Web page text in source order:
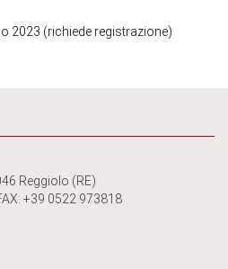
2023 (richiede registrazione)
Reggiolo (RE)
+39 0522 973818